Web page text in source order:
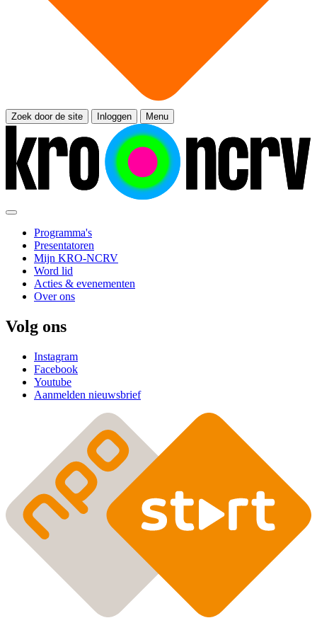
Zoek door de site Inloggen Menu
Programma's
Presentatoren
Mijn KRO-NCRV
Word lid
Acties & evenementen
Over ons
Volg ons
Instagram
Facebook
Youtube
Aanmelden nieuwsbrief